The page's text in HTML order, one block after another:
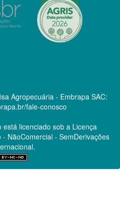
Agropecuária - Embrapa SAC:
fale-conosco
licenciado sob a Licença
NãoComercial - SemDerivações